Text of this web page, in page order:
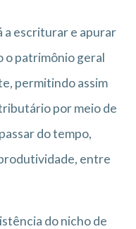
a escriturar e apurar
o patrimônio geral
permitindo assim
por meio de
do tempo,
entre
do nicho de